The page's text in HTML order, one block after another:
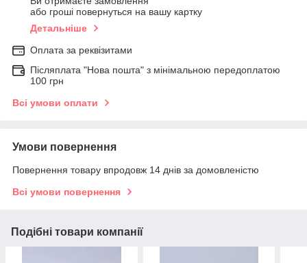
або гроші повернуться на вашу картку
Детальніше
Оплата за реквізитами
Післяплата "Нова пошта" з мінімальною передоплатою
100 грн
Всі умови оплати
Умови повернення
Повернення товару впродовж 14 днів за домовленістю
Всі умови повернення
Подібні товари компанії